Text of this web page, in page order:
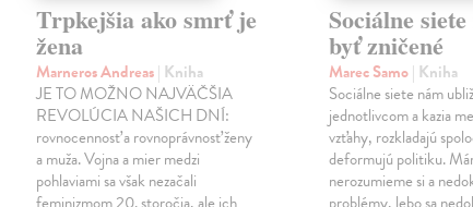
Trpkejšia ako smrť je
žena
Marneros Andreas| Kniha
JE TO MOŽNO NAJVÄČŠIA
REVOLÚCIA NAŠICH DNÍ:
rovnocennosť a rovnoprávnosť ženy
a muža. Vojna a mier medzi
pohlaviami sa však nezačali
Sociálne
byť zničené
Marec Samo| Kniha
Sociálne siete nám
jednotlivcom a kazia
vzťahy, rozkladajú
deformujú politiku.
nerozumieme si a